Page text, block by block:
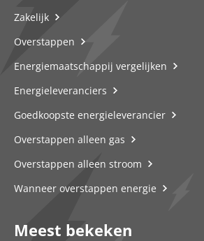
Zakelijk
Overstappen
Energiemaatschappij vergelijken
Energieleveranciers
Goedkoopste energieleverancier
Overstappen alleen gas
Overstappen alleen stroom
Wanneer overstappen energie
Meest bekeken